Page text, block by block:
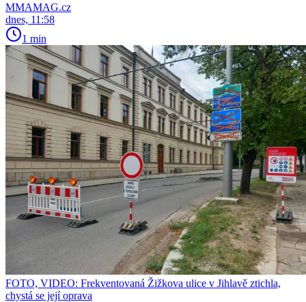
MMAMAG.cz
dnes, 11:58
1 min
FOTO, VIDEO: Frekventovaná Žižkova ulice v Jihlavě ztichla,
chystá se její oprava